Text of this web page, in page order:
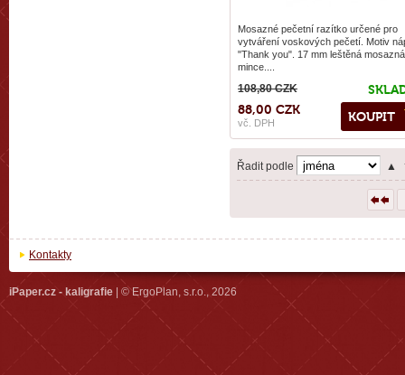
Mosazné pečetní razítko určené pro
vytváření voskových pečetí. Motiv
"Thank you". 17 mm leštěná mosazná
mince....
KOUPIT
108,80 CZK
88,00 CZK
vč. DPH
Řadit podle ▲
Kontakty
iPaper.cz - kaligrafie | © ErgoPlan, s.r.o., 2026